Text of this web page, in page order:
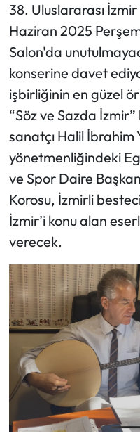
38. Uluslararası
Haziran 2025
Salon'da
konserine davet
işbirliğinin en güzel
“Söz ve Sazda
sanatçı Halil İbrahim
yönetmenliğindeki
ve Spor Daire
Korosu, İzmirli
İzmir’i konu alan
verecek.